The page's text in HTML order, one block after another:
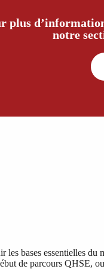
plus
notre
bases essentielles du
de parcours QHSE,